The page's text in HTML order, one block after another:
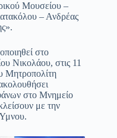
Μουσείου –
– Ανδρέας
στο
Νικολάου, στις 11
Μητροπολίτη
στο Μνημείο
με την